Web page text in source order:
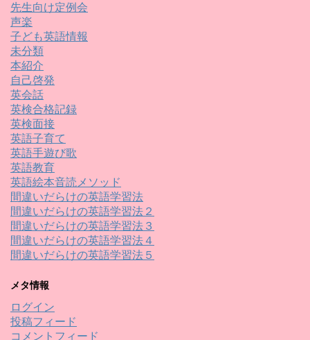
先生向け定例会
声楽
子ども英語情報
未分類
本紹介
自己啓発
英会話
英検合格記録
英検面接
英語子育て
英語手遊び歌
英語教育
英語絵本音読メソッド
間違いだらけの英語学習法
間違いだらけの英語学習法２
間違いだらけの英語学習法３
間違いだらけの英語学習法４
間違いだらけの英語学習法５
メタ情報
ログイン
投稿フィード
コメントフィード